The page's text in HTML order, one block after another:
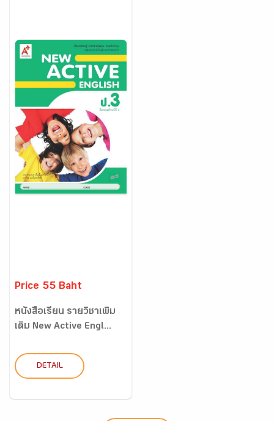
Price 55 Baht
หนังสือเรียน รายวิชาเพิ่ม
เติม New Active Engl...
DETAIL